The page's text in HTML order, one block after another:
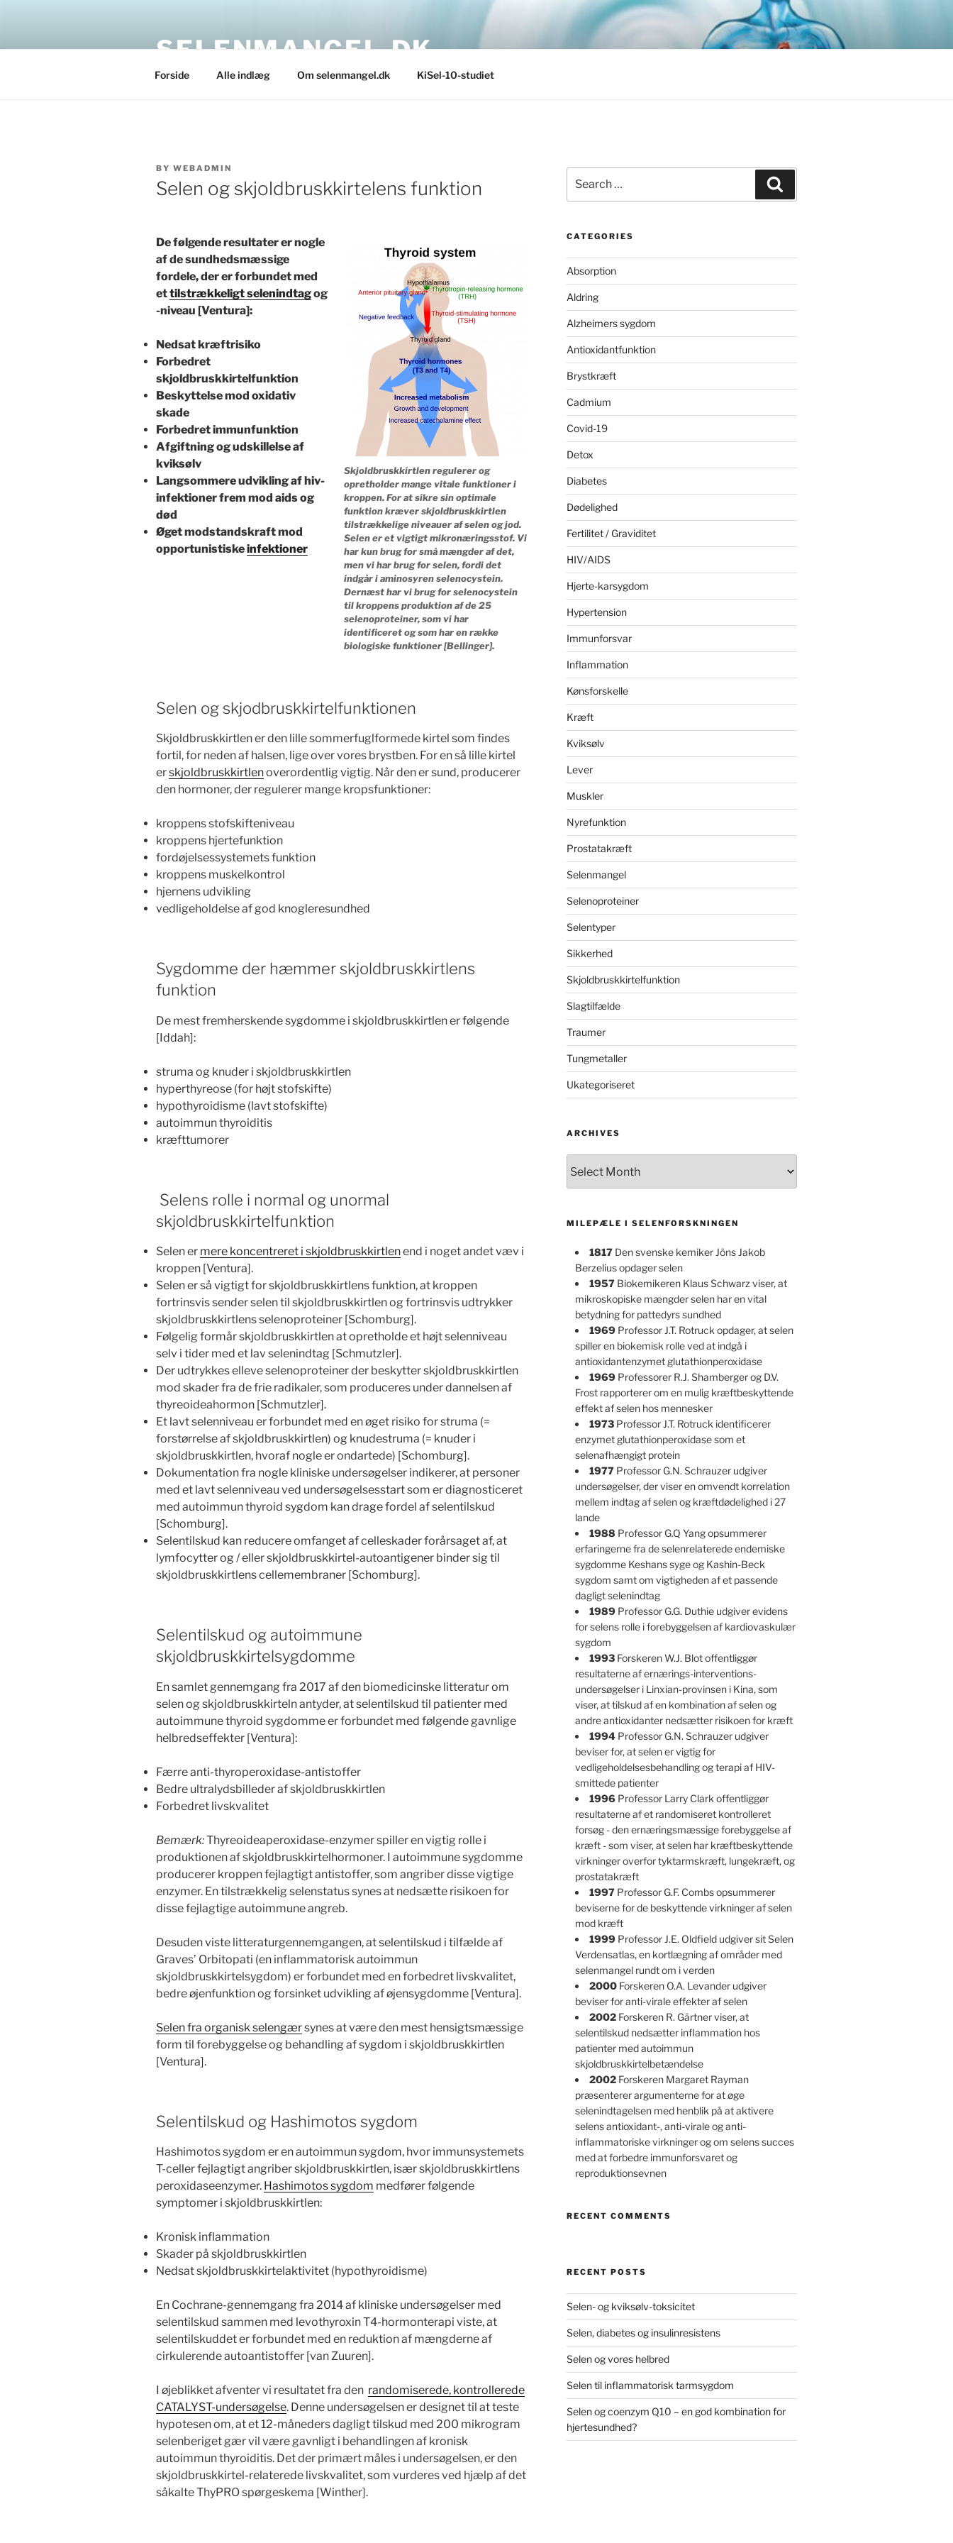
SELENMANGEL.DK
Forside Alle indlæg Om selenmangel.dk KiSel-10-studiet
POSTED
ON
BY WEBADMIN
Selen og skjoldbruskkirtelens funktion
Skjoldbruskkirtlen regulerer og
opretholder mange vitale funktioner i
kroppen. For at sikre sin optimale
funktion kræver skjoldbruskkirtlen
tilstrækkelige niveauer af selen og jod.
Selen er et vigtigt mikronæringsstof. Vi
har kun brug for små mængder af det,
men vi har brug for selen, fordi det
indgår i aminosyren selenocystein.
Dernæst har vi brug for selenocystein
til kroppens produktion af de 25
selenoproteiner, som vi har
identificeret og som har en række
biologiske funktioner [Bellinger].
De følgende resultater er nogle
af de sundhedsmæssige
fordele, der er forbundet med
ettilstrækkeligt selenindtagog
-niveau [Ventura]:
Nedsat kræftrisiko
Forbedret
skjoldbruskkirtelfunktion
Beskyttelse mod oxidativ
skade
Forbedret immunfunktion
Afgiftning og udskillelse af
kviksølv
Langsommere udvikling af hiv-
infektioner frem mod aids og
død
Øget modstandskraft mod
opportunistiskeinfektioner
Selen og skjodbruskkirtelfunktionen
Skjoldbruskkirtlen er den lille sommerfuglformede kirtel som findes
fortil, for neden af halsen, lige over vores brystben. For en så lille kirtel
erskjoldbruskkirtlenoverordentlig vigtig. Når den er sund, producerer
den hormoner, der regulerer mange kropsfunktioner:
kroppens stofskifteniveau
kroppens hjertefunktion
fordøjelsessystemets funktion
kroppens muskelkontrol
hjernens udvikling
vedligeholdelse af god knogleresundhed
Sygdomme der hæmmer skjoldbruskkirtlens
funktion
De mest fremherskende sygdomme i skjoldbruskkirtlen er følgende
[Iddah]:
struma og knuder i skjoldbruskkirtlen
hyperthyreose (for højt stofskifte)
hypothyroidisme (lavt stofskifte)
autoimmun thyroiditis
kræfttumorer
Selens rolle i normal og unormal
skjoldbruskkirtelfunktion
Selen er mere koncentreret i skjoldbruskkirtlenend i noget andet væv i
kroppen [Ventura].
Selen er så vigtigt for skjoldbruskkirtlens funktion, at kroppen
fortrinsvis sender selen til skjoldbruskkirtlen og fortrinsvis udtrykker
skjoldbruskkirtlens selenoproteiner [Schomburg].
Følgelig formår skjoldbruskkirtlen at opretholde et højt selenniveau
selv i tider med et lav selenindtag [Schmutzler].
Der udtrykkes elleve selenoproteiner der beskytter skjoldbruskkirtlen
mod skader fra de frie radikaler, som produceres under dannelsen af ​​
thyreoideahormon [Schmutzler].
Et lavt selenniveau er forbundet med en øget risiko for struma (=
forstørrelse af skjoldbruskkirtlen) og knudestruma (= knuder i
skjoldbruskkirtlen, hvoraf nogle er ondartede) [Schomburg].
Dokumentation fra nogle kliniske undersøgelser indikerer, at personer
med et lavt selenniveau ved undersøgelsesstart som er diagnosticeret
med autoimmun thyroid sygdom kan drage fordel af selentilskud
[Schomburg].
Selentilskud kan reducere omfanget af celleskader forårsaget af, at ​​
lymfocytter og / eller skjoldbruskkirtel-autoantigener binder sig til
skjoldbruskkirtlens cellemembraner [Schomburg].
Selentilskud og autoimmune
skjoldbruskkirtelsygdomme
En samlet gennemgang fra 2017 af den biomedicinske litteratur om
selen og skjoldbruskkirteln antyder, at selentilskud til patienter med
autoimmune thyroid sygdomme er forbundet med følgende gavnlige
helbredseffekter [Ventura]:
Færre anti-thyroperoxidase-antistoffer
Bedre ultralydsbilleder af skjoldbruskkirtlen
Forbedret livskvalitet
Bemærk:Thyreoideaperoxidase-enzymer spiller en vigtig rolle i
produktionen af skjoldbruskkirtelhormoner. I autoimmune sygdomme
producerer kroppen fejlagtigt antistoffer, som angriber disse vigtige
enzymer. En tilstrækkelig selenstatus synes at nedsætte risikoen for
disse fejlagtige autoimmune angreb.
Desuden viste litteraturgennemgangen, at selentilskud i tilfælde af
Graves’ Orbitopati (en inflammatorisk autoimmun
skjoldbruskkirtelsygdom) er forbundet med en forbedret livskvalitet,
bedre øjenfunktion og forsinket udvikling af øjensygdomme [Ventura].
Selen fra organisk selengærsynes at være den mest hensigtsmæssige
form til forebyggelse og behandling af sygdom i skjoldbruskkirtlen
[Ventura].
Selentilskud og Hashimotos sygdom
Hashimotos sygdom er en autoimmun sygdom, hvor immunsystemets
T-celler fejlagtigt angriber skjoldbruskkirtlen, især skjoldbruskkirtlens
peroxidaseenzymer. Hashimotos sygdom medfører følgende
symptomer i skjoldbruskkirtlen:
Kronisk inflammation
Skader på skjoldbruskkirtlen
Nedsat skjoldbruskkirtelaktivitet (hypothyroidisme)
En Cochrane-gennemgang fra 2014 af kliniske undersøgelser med
selentilskud sammen med levothyroxin T4-hormonterapi viste, at
selentilskuddet er forbundet med en reduktion af mængderne af
cirkulerende autoantistoffer [van Zuuren].
I øjeblikket afventer vi resultatet fra den randomiserede, kontrollerede
CATALYST-undersøgelse. Denne undersøgelsen er designet til at teste
hypotesen om, at et 12-måneders dagligt tilskud med 200 mikrogram
selenberiget gær vil være gavnligt i behandlingen af kronisk
autoimmun thyroiditis. Det der primært måles i undersøgelsen, er den
skjoldbruskkirtel-relaterede livskvalitet, som vurderes ved hjælp af det
såkalte ThyPRO spørgeskema [Winther].
for:
CATEGORIES
Absorption
Aldring
Alzheimers sygdom
Antioxidantfunktion
Brystkræft
Cadmium
Covid-19
Detox
Diabetes
Dødelighed
Fertilitet / Graviditet
HIV/AIDS
Hjerte-karsygdom
Hypertension
Immunforsvar
Inflammation
Kønsforskelle
Kræft
Kviksølv
Lever
Muskler
Nyrefunktion
Prostatakræft
Selenmangel
Selenoproteiner
Selentyper
Sikkerhed
Skjoldbruskkirtelfunktion
Slagtilfælde
Traumer
Tungmetaller
Ukategoriseret
ARCHIVES
MILEPÆLE I SELENFORSKNINGEN
1817Den svenske kemiker Jöns Jakob
Berzelius opdager selen
1957Biokemikeren Klaus Schwarz viser, at
mikroskopiske mængder selen har en vital
betydning for pattedyrs sundhed
1969Professor J.T. Rotruck opdager, at selen
spiller en biokemisk rolle ved at indgå i
antioxidantenzymet glutathionperoxidase
1969Professorer R.J. Shamberger og D.V.
Frost rapporterer om en mulig kræftbeskyttende
effekt af selen hos mennesker
1973Professor J.T. Rotruck identificerer
enzymet glutathionperoxidase som et
selenafhængigt protein
1977Professor G.N. Schrauzer udgiver
undersøgelser, der viser en omvendt korrelation
mellem indtag af selen og kræftdødelighed i 27
lande
1988 Professor G.Q Yang opsummerer
erfaringerne fra de selenrelaterede endemiske
sygdomme Keshans syge og Kashin-Beck
sygdom samt om vigtigheden af et passende
dagligt selenindtag
1989Professor G.G. Duthie udgiver evidens
for selens rolle i forebyggelsen af kardiovaskulær
sygdom
1993Forskeren W.J. Blot offentliggør
resultaterne af ernærings-interventions-
undersøgelser i Linxian-provinsen i Kina, som
viser, at tilskud af en kombination af selen og
andre antioxidanter nedsætter risikoen for kræft
1994Professor G.N. Schrauzer udgiver
beviser for, at selen er vigtig for
vedligeholdelsesbehandling og terapi af HIV-
smittede patienter
1996Professor Larry Clark offentliggør
resultaterne af et randomiseret kontrolleret
forsøg - den ernæringsmæssige forebyggelse af
kræft - som viser, at selen har kræftbeskyttende
virkninger overfor tyktarmskræft, lungekræft, og
prostatakræft
1997Professor G.F. Combs opsummerer
beviserne for de beskyttende virkninger af selen
mod kræft
1999Professor J.E. Oldfield udgiver sit Selen
Verdensatlas, en kortlægning af områder med
selenmangel rundt om i verden
2000Forskeren O.A. Levander udgiver
beviser for anti-virale effekter af selen
2002Forskeren R. Gärtner viser, at
selentilskud nedsætter inflammation hos
patienter med autoimmun
skjoldbruskkirtelbetændelse
2002Forskeren Margaret Rayman
præsenterer argumenterne for at øge
selenindtagelsen med henblik på at aktivere
selens antioxidant-, anti-virale og anti-
inflammatoriske virkninger og om selens succes
med at forbedre immunforsvaret og
reproduktionsevnen
RECENT COMMENTS
RECENT POSTS
Selen- og kviksølv-toksicitet
Selen, diabetes og insulinresistens
Selen og vores helbred
Selen til inflammatorisk tarmsygdom
Selen og coenzym Q10 – en god kombination for
hjertesundhed?